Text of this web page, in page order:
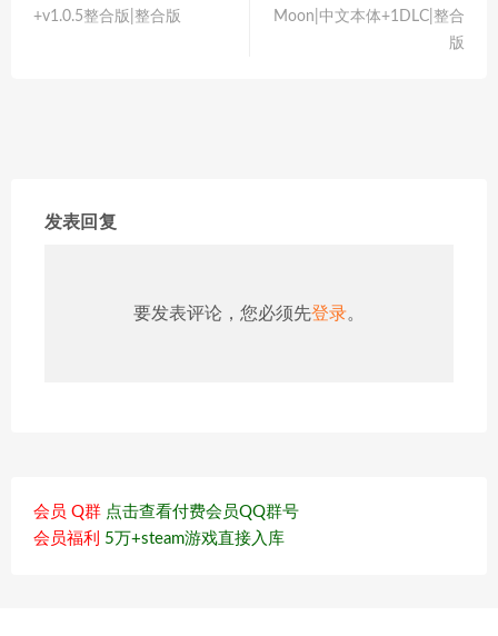
+v1.0.5整合版|整合版
Moon|中文本体+1DLC|整合
版
发表回复
要发表评论，您必须先登录。
会员 Q群 点击查看付费会员QQ群号
会员福利 5万+steam游戏直接入库